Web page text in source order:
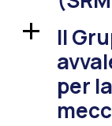
a
Il
per